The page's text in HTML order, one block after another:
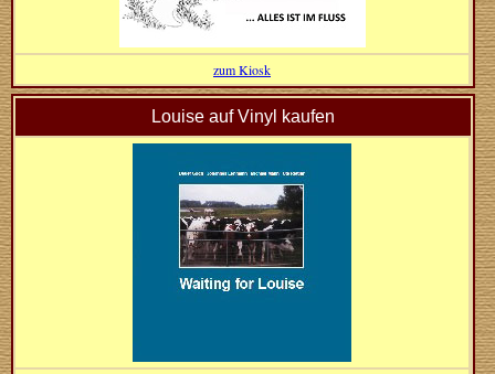
zum Kiosk
Louise auf Vinyl kaufen